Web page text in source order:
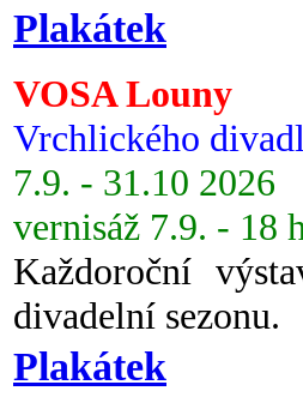
Plakátek
VOSA Louny
Vrchlického
7.9. - 31.10 2026
vernisáž 7.9. - 18
Každoroční
divadelní sezonu.
Plakátek